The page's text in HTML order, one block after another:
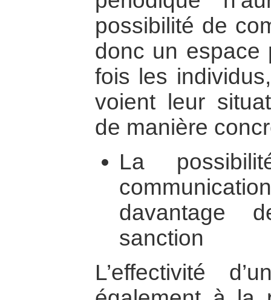
possibilité de
donc un espace
fois les
voient leur
de manière
La
davantage
sanction
L’effectivité